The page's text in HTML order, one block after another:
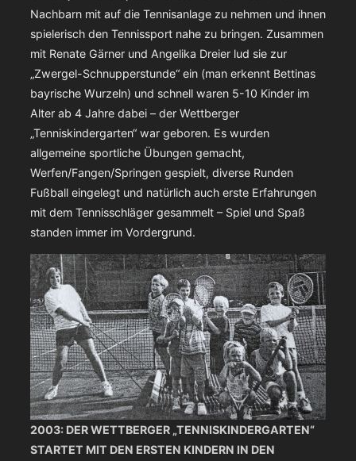
Nachbarn mit auf die Tennisanlage zu nehmen und ihnen
spielerisch den Tennissport nahe zu bringen. Zusammen
mit Renate Gärner und Angelika Dreier lud sie zur
„Zwergel-Schnupperstunde“ ein (man erkennt Bettinas
bayrische Wurzeln) und schnell waren 5-10 Kinder im
Alter ab 4 Jahre dabei – der Wettberger
„Tenniskindergarten“ war geboren. Es wurden
allgemeine sportliche Übungen gemacht,
Werfen/Fangen/Springen gespielt, diverse Runden
Fußball eingelegt und natürlich auch erste Erfahrungen
mit dem Tennisschläger gesammelt – Spiel und Spaß
standen immer im Vordergrund.
2003: DER WETTBERGER „TENNISKINDERGARTEN“
STARTET MIT DEN ERSTEN KINDERN IN DEN